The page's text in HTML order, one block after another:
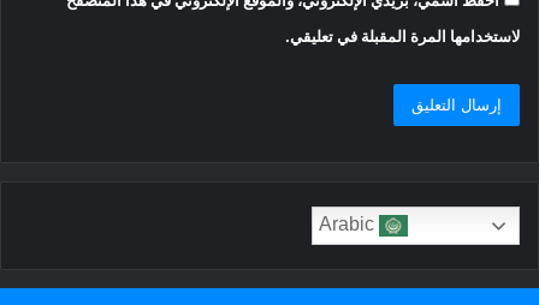
لاستخدامها المرة المقبلة في تعليقي.